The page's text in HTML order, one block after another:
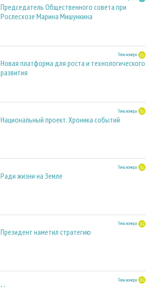
Председатель Общественного совета при
Рослесхозе Марина Мишункина
Тема номера
Новая платформа для роста и технологического
развития
Тема номера
Национальный проект. Хроника событий
Тема номера
Ради жизни на Земле
Тема номера
Президент наметил стратегию
Тема номера